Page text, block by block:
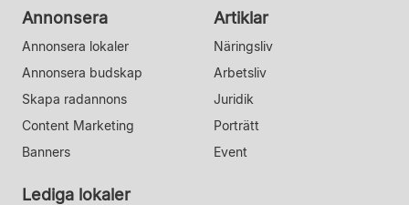
Annonsera
Annonsera lokaler
Annonsera budskap
Skapa radannons
Content Marketing
Banners
Artiklar
Näringsliv
Arbetsliv
Juridik
Porträtt
Event
Lediga lokaler